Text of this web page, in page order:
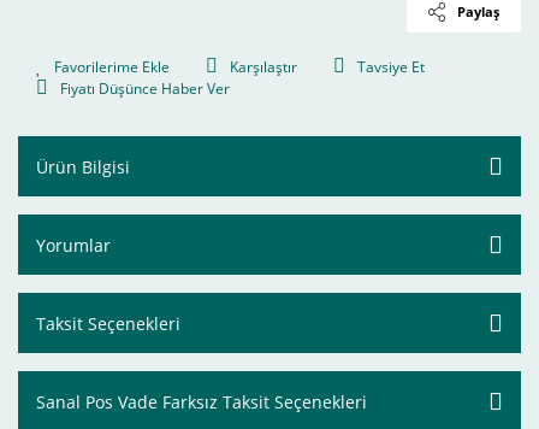
Paylaş
Karşılaştır
Tavsiye Et
Fiyatı Düşünce Haber Ver
Ürün Bilgisi
Yorumlar
Taksit Seçenekleri
Sanal Pos Vade Farksız Taksit Seçenekleri